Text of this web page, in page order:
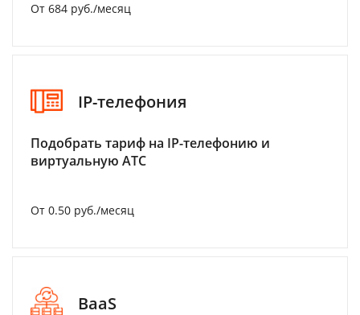
От 684 руб./месяц
IP-телефония
Подобрать тариф на IP-телефонию и
виртуальную АТС
От 0.50 руб./месяц
BaaS